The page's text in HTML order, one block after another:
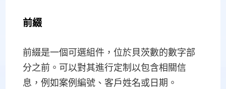
前綴
前綴是一個可選組件，位於貝茨數的數字部
分之前。可以對其進行定制以包含相關信
息，例如案例編號、客戶姓名或日期。